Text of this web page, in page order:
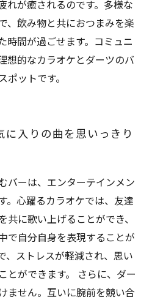
れが癒されるのです。多様な
、飲み物と共におつまみを楽
時間が過ごせます。コミュニ
想的なカラオケとダーツのバ
ポットです。
に入りの曲を思いっきり
バーは、エンターテインメン
。心躍るカラオケでは、友達
共に歌い上げることができ、
で自分自身を表現することが
、ストレスが軽減され、思い
とができます。 さらに、ダー
ません。互いに腕前を競い合